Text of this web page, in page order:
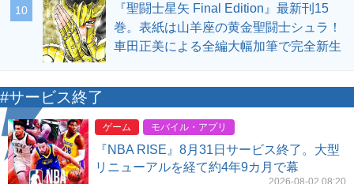
10
『聖闘士星矢 Final Edition』最新刊15
巻。表紙は山羊座の黄金聖闘士シュラ！
車田正美による全編大幅加筆で完全新生
#サービス終了
ゲーム モバイル・アプリ
『NBA RISE』8月31日サービス終了。大型
リニューアルを経て約4年9カ月で幕
2026-08-02 08:20